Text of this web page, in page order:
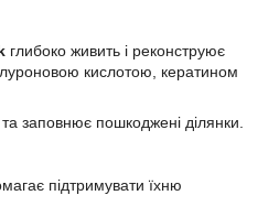
глибоко живить і реконструює
кислотою, кератином
заповнює пошкоджені ділянки.
підтримувати їхню